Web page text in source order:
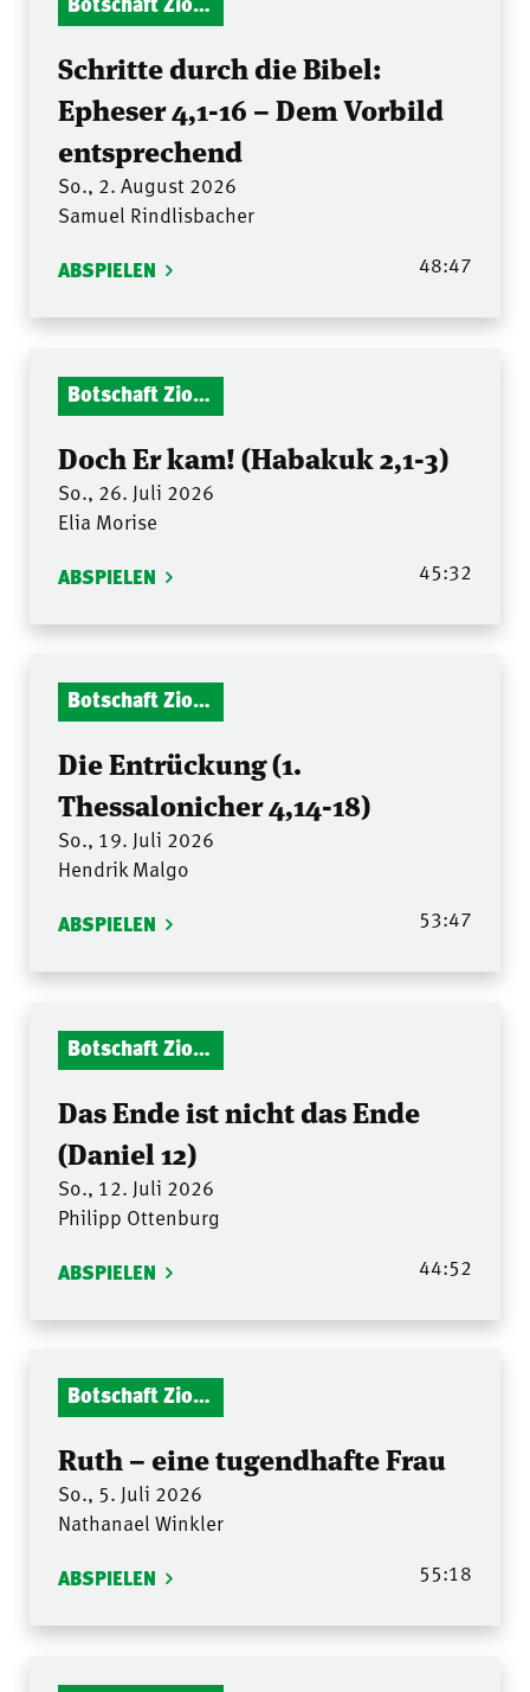
Schritte durch die Bibel:
Epheser 4,1-16 – Dem Vorbild
entsprechend
So., 2. August 2026
Samuel Rindlisbacher
ABSPIELEN 48:47
Botschaft Zionshalle
Doch Er kam! (Habakuk 2,1-3)
So., 26. Juli 2026
Elia Morise
ABSPIELEN 45:32
Botschaft Zionshalle
Die Entrückung (1.
Thessalonicher 4,14-18)
So., 19. Juli 2026
Hendrik Malgo
ABSPIELEN 53:47
Botschaft Zionshalle
Das Ende ist nicht das Ende
(Daniel 12)
So., 12. Juli 2026
Philipp Ottenburg
ABSPIELEN 44:52
Botschaft Zionshalle
Ruth – eine tugendhafte Frau
So., 5. Juli 2026
Nathanael Winkler
ABSPIELEN 55:18